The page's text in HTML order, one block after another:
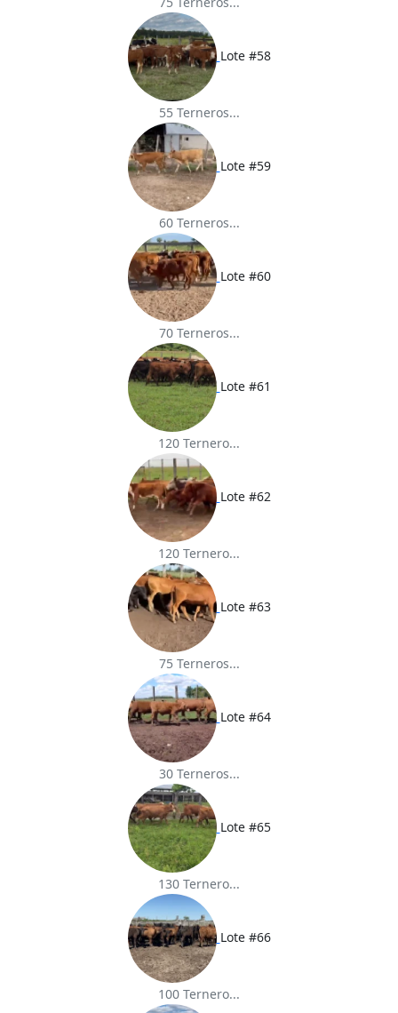
Lote #58
55 Terneros...
Lote #59
60 Terneros...
Lote #60
70 Terneros...
Lote #61
120 Ternero...
Lote #62
120 Ternero...
Lote #63
75 Terneros...
Lote #64
30 Terneros...
Lote #65
130 Ternero...
Lote #66
100 Ternero...